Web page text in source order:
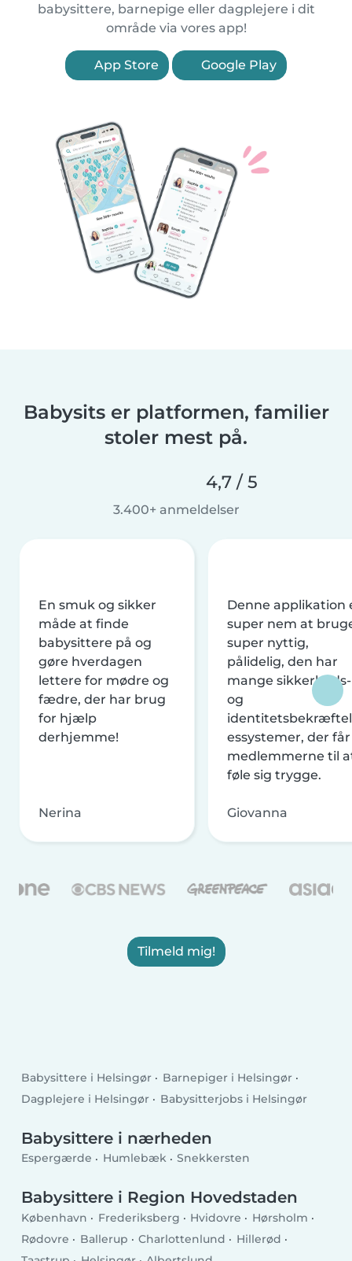
babysittere, barnepige eller dagplejere i dit
område via vores app!
App Store Google Play
Babysits er platformen, familier
stoler mest på.
4,7 / 5
3.400+ anmeldelser
En smuk og sikker
måde at finde
babysittere på og
gøre hverdagen
lettere for mødre og
fædre, der har brug
for hjælp
derhjemme!
Nerina
Denne applikation
super nem at
super nyttig,
pålidelig, den har
mange sikkerheds-
og
essystemer, der får
medlemmerne til
føle sig trygge.
Giovanna
Tilmeld mig!
Babysittere i Helsingør
Barnepiger i Helsingør
Dagplejere i Helsingør
Babysitterjobs i Helsingør
Babysittere i nærheden
Espergærde Humlebæk Snekkersten
Babysittere i Region Hovedstaden
København Frederiksberg Hvidovre
Hørsholm
Rødovre
Ballerup Charlottenlund
Hillerød